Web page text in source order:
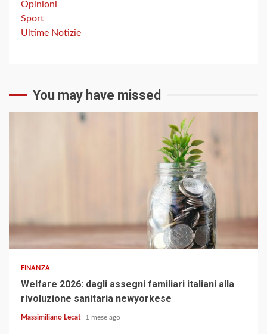
Opinioni
Sport
Ultime Notizie
You may have missed
FINANZA
Welfare 2026: dagli assegni familiari italiani alla
rivoluzione sanitaria newyorkese
Massimiliano Lecat 1 mese ago